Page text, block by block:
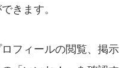
きます。
フィールの閲覧、掲示